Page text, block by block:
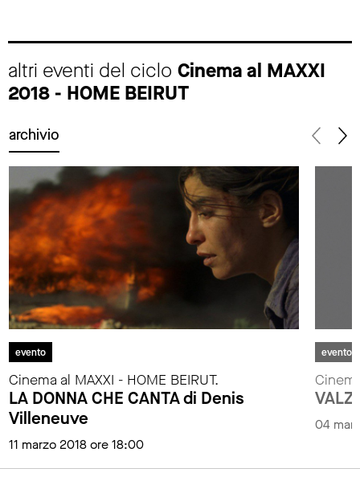
altri eventi del ciclo Cinema al MAXXI
2018 - HOME BEIRUT
archivio
evento
Cinema al MAXXI - HOME BEIRUT.
LA DONNA CHE CANTA di Denis
Villeneuve
11 marzo 2018 ore 18:00
evento
04